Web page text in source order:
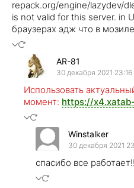
repack.org/engine/lazydev/
is not valid for this server. in
браузерах эдж что в
AR-81
30 декабря 2021 23:16
Использовать
момент: https://
Winstalker
30 декабря 2021
спасибо все работает!!